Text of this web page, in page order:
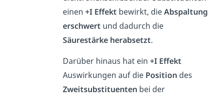
einen+I Effekt bewirkt, dieAbspaltung
erschwert und dadurch die
Säurestärke herabsetzt.
Darüber hinaus hat ein+I Effekt
Auswirkungen auf die Position des
Zweitsubstituenten bei der